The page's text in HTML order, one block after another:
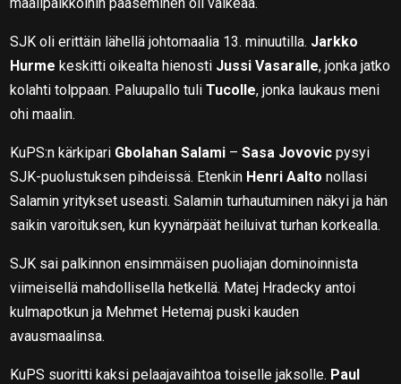
SJK oli erittäin lähellä johtomaalia 13. minuutilla. Jarkko
Hurme keskitti oikealta hienosti Jussi Vasaralle, jonka jatko
kolahti tolppaan. Paluupallo tuliTucolle, jonka laukaus meni
ohi maalin.
KuPS:n kärkipari Gbolahan Salami –Sasa Jovovic pysyi
SJK-puolustuksen pihdeissä. Etenkin Henri Aalto nollasi
Salamin yritykset useasti. Salamin turhautuminen näkyi ja hän
saikin varoituksen, kun kyynärpäät heiluivat turhan korkealla.
SJK sai palkinnon ensimmäisen puoliajan dominoinnista
viimeisellä mahdollisella hetkellä. Matej Hradecky antoi
kulmapotkun ja Mehmet Hetemaj puski kauden
avausmaalinsa.
KuPS suoritti kaksi pelaajavaihtoa toiselle jaksolle. Paul